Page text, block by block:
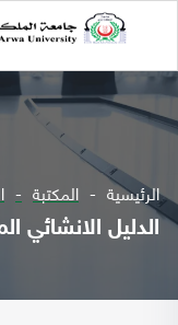
الرئيسية المكتبة
الدليل الانشائي